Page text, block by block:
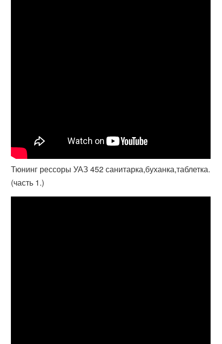
Тюнинг рессоры УАЗ 452 санитарка,буханка,таблетка.
(часть 1.)